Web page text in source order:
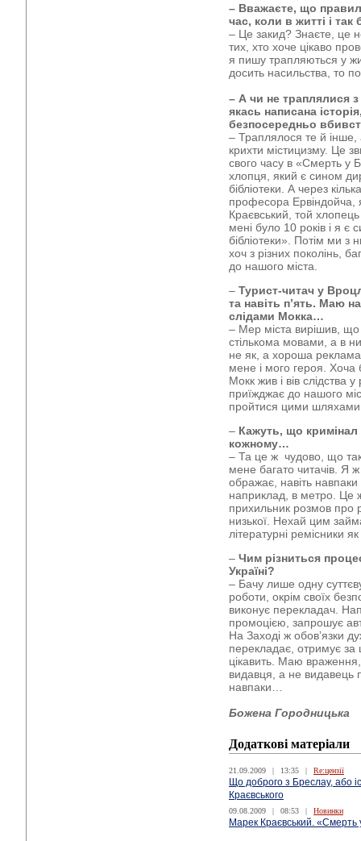
– Вважаєте, що
час, коли в житті і
– Це закид? Знаєте, це
тих, хто хоче цікаво
я пишу трапляються у
досить насильства, то
– А чи не траплялися
якась написана
безпосередньо
– Траплялося те й
крихти містицизму. Це
свого часу в «Смерть у
хлопця, який є сином
бібліотеки. А через
професора Ервіндойча,
Краєвський, той
мені було 10 років і я є
бібліотеки». Потім ми з
хоч з різних поколінь,
до нашого міста.
– Турист-читач у
та навіть п’ять. Маю
слідами Мокка…
– Мер міста вирішив, що
стількома мовами, а в
не як, а хороша
мене і мого героя. Хоча
Мокк жив і вів слідства
приїжджає до нашого
пройтися цими
– Кажуть, що кримінал
кожному…
– Та це ж чудово, що
мене багато читачів. Я
ображає, навіть
наприклад, в метро. Це
прихильник розмов про
низької. Нехай цим
літературні ремісники
– Чим різниться
Україні?
– Бачу лише одну
роботи, окрім своїх
виконує перекладач.
промоцією, запрошує
На Заході ж обов’язки
перекладає, отримує за
цікавить. Маю
видавця, а не видавець
навпаки…
Божена Городницька
Додаткові матеріали
21.09.2009 | 13:35 | Re:цензії
Що доброго з Бреслау, або
Краєвського
09.08.2009 | 08:53 | Новинки
Марек Краєвський. «Смерть